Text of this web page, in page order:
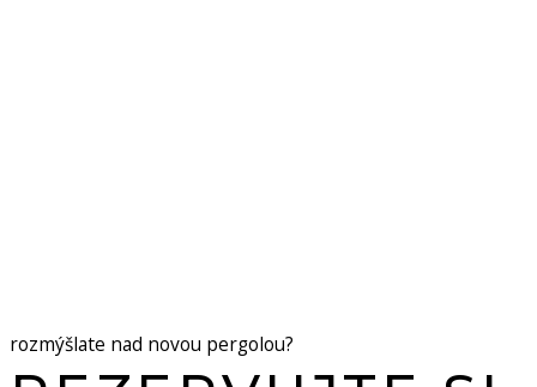
rozmýšlate nad novou pergolou?